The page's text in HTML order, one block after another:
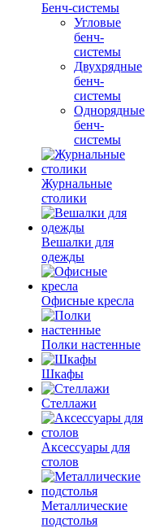
Бенч-системы
Угловые
бенч-
системы
Двухрядные
бенч-
системы
Однорядные
бенч-
системы
Журнальные
столики
Вешалки для
одежды
Офисные кресла
Полки настенные
Шкафы
Стеллажи
Аксессуары для
столов
Металлические
подстолья